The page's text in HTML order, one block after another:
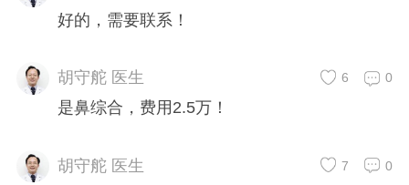
好的，需要联系！
胡守舵 医生 0
6
是鼻综合，费用2.5万！
胡守舵 医生 0
7